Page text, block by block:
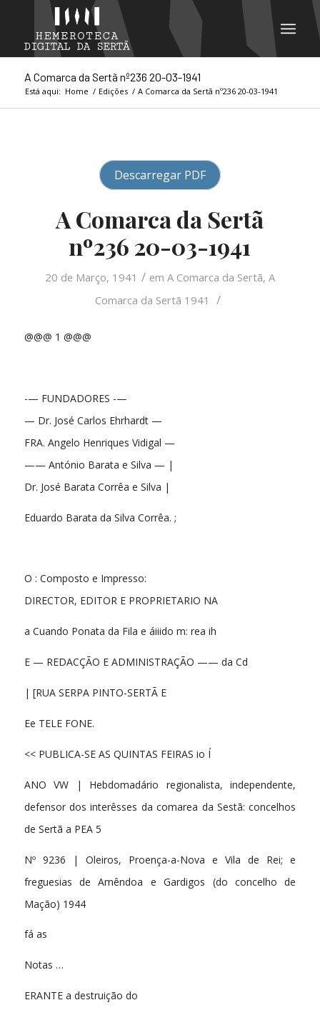
A Comarca da Sertã nº236 20-03-1941
Está aqui: Home / Edições / A Comarca da Sertã nº236 20-03-1941
Descarregar PDF
A Comarca da Sertã
nº236 20-03-1941
20 de Março, 1941 / em A Comarca da Sertã, A
Comarca da Sertã 1941
/
@@@ 1 @@@
-— FUNDADORES -—
— Dr. José Carlos Ehrhardt —
FRA. Angelo Henriques Vidigal —
—— António Barata e Silva — |
Dr. José Barata Corrêa e Silva |
Eduardo Barata da Silva Corrêa. ;
O : Composto e Impresso:
DIRECTOR, EDITOR E PROPRIETARIO NA
a Cuando Ponata da Fila e áiiido m: rea ih
E — REDACÇÃO E ADMINISTRAÇÃO —— da Cd
| [RUA SERPA PINTO-SERTÃ E
Ee TELE FONE.
<< PUBLICA-SE AS QUINTAS FEIRAS io Í
ANO VW | Hebdomadário regionalista, independente,
defensor dos interêsses da comarea da Sestã: concelhos
de Sertã a PEA 5
Nº 9236 | Oleiros, Proença-a-Nova e Vila de Rei; e
freguesias de Amêndoa e Gardigos (do concelho de
Mação) 1944
fá as
Notas …
ERANTE a destruição do